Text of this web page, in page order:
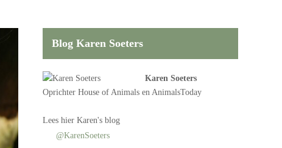
Blog Karen Soeters
Karen Soeters
OprichterHouse of Animals en AnimalsToday
Leeshier Karen's blog
@KarenSoeters